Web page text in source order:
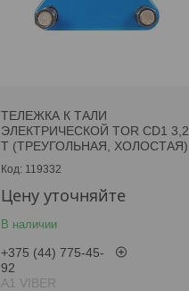
ТЕЛЕЖКА К ТАЛИ
ЭЛЕКТРИЧЕСКОЙ TOR CD1 3,2
Т (ТРЕУГОЛЬНАЯ, ХОЛОСТАЯ)
119332
Цену уточняйте
В наличии
+375 (44) 775-45-
92
А1 VIBER